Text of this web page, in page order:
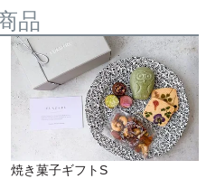
品
焼き菓子ギフトS